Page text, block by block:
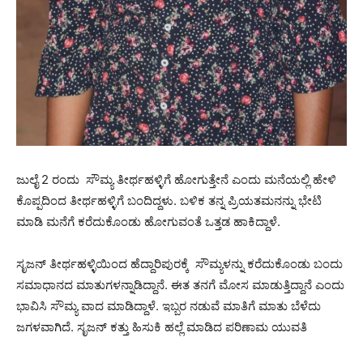
ಜುಲೈ 2 ರಂದು‌ ಸೌಮ್ಯ ತೀರ್ಥಹಳ್ಳಿಗೆ ಹೋಗುತ್ತೇನೆ ಎಂದು ಮನೆಯಲ್ಲಿ ಹೇಳಿ
ಕೊಪ್ಪದಿಂದ ತೀರ್ಥಹಳ್ಳಿಗೆ ಬಂದಿದ್ದಳು. ಬಳಿಕ ತನ್ನ ಪ್ರಿಯತಮನನ್ನು ಭೇಟಿ
ಮಾಡಿ ಮನೆಗೆ ‌ಕರೆದುಕೊಂಡು‌ ಹೋಗುವಂತೆ ‌ಒತ್ತಡ ಹಾಕಿದ್ದಾಳೆ.
ಸೃಜನ್‌ ತೀರ್ಥಹಳ್ಳಿಯಿಂದ ಹೆದ್ದಾರಿಪುರಕ್ಕೆ ಸೌಮ್ಯಳನ್ನು ಕರೆದುಕೊಂಡು ಬಂದು
ಸಮಾಧಾನದ ಮಾತುಗಳನ್ನಾಡಿದ್ದಾನೆ. ಈತ ತನಗೆ ಮೋಸ ಮಾಡುತ್ತಿದ್ದಾನೆ ಎಂದು
ಭಾವಿಸಿ ಸೌಮ್ಯ ವಾದ ಮಾಡಿದ್ದಾಳೆ. ಇಬ್ಬರ ನಡುವೆ ಮಾತಿಗೆ ಮಾತು ಬೆಳೆದು
ಜಗಳವಾಗಿದೆ. ಸೃಜನ್‌ ಕತ್ತು ಹಿಸುಕಿ ಹಲ್ಲೆ ಮಾಡಿದ ಪರಿಣಾಮ ಯುವತಿ